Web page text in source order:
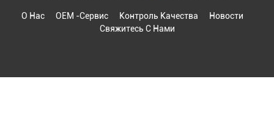
О Нас
OEM -сервис Контроль Качества
Новости
Свяжитесь С Нами